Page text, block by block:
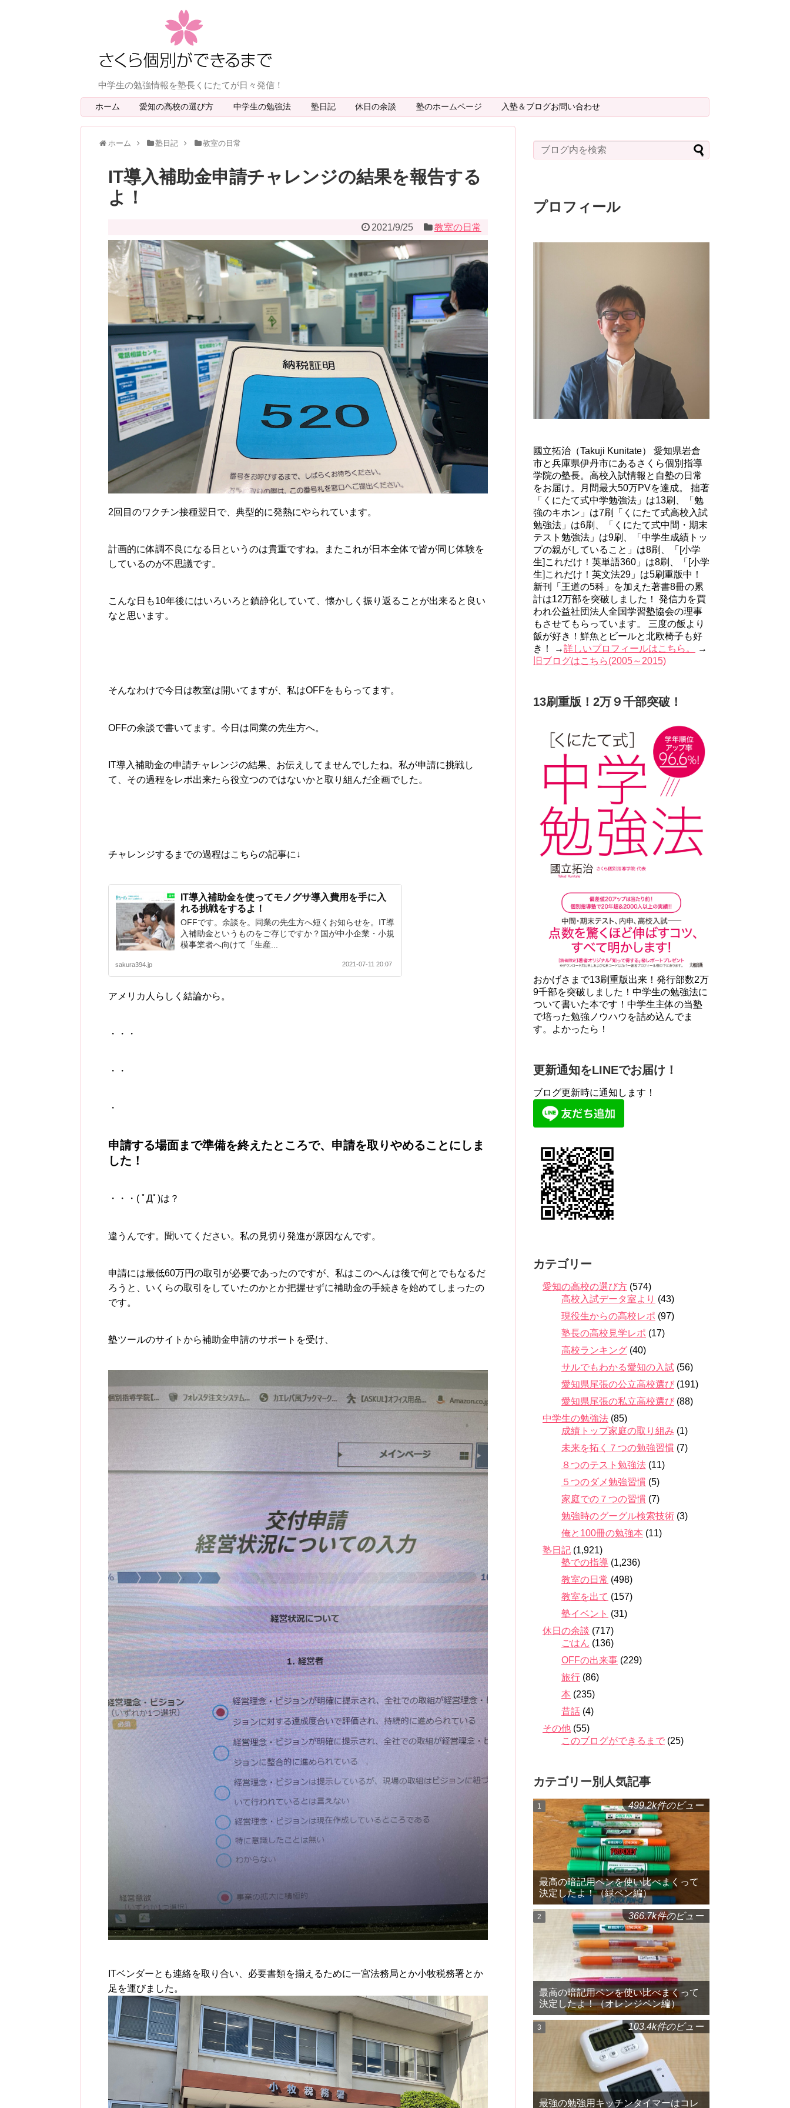
中学生の勉強情報を塾長くにたてが日々発信！
ホーム 愛知の高校の選び方 中学生の勉強法 塾日記 休日の余談 塾のホームページ 入塾＆ブログお問い合わせ
ホーム 塾日記 教室の日常
IT導入補助金申請チャレンジの結果を報告する
よ！
2021/9/25 教室の日常
2回目のワクチン接種翌日で、典型的に発熱にやられています。
計画的に体調不良になる日というのは貴重ですね。またこれが日本全体で皆が同じ体験を
しているのが不思議です。
こんな日も10年後にはいろいろと鎮静化していて、懐かしく振り返ることが出来ると良い
なと思います。
そんなわけで今日は教室は開いてますが、私はOFFをもらってます。
OFFの余談で書いてます。今日は同業の先生方へ。
IT導入補助金の申請チャレンジの結果、お伝えしてませんでしたね。私が申請に挑戦し
て、その過程をレポ出来たら役立つのではないかと取り組んだ企画でした。
チャレンジするまでの過程はこちらの記事に↓
IT導入補助金を使ってモノグサ導入費用を手に入
れる挑戦をするよ！
OFFです。余談を。同業の先生方へ短くお知らせを。IT導
入補助金というものをご存じですか？国が中小企業・小規
模事業者へ向けて「生産...
sakura394.jp 2021-07-11 20:07
アメリカ人らしく結論から。
・・・
・・
・
申請する場面まで準備を終えたところで、申請を取りやめることにしま
した！
・・・( ﾟДﾟ)は？
違うんです。聞いてください。私の見切り発進が原因なんです。
申請には最低60万円の取引が必要であったのですが、私はこのへんは後で何とでもなるだ
ろうと、いくらの取引をしていたのかとか把握せずに補助金の手続きを始めてしまったの
です。
塾ツールのサイトから補助金申請のサポートを受け、
ITベンダーとも連絡を取り合い、必要書類を揃えるために一宮法務局とか小牧税務署とか
足を運びました。
プロフィール
國立拓治（Takuji Kunitate） 愛知県岩倉
市と兵庫県伊丹市にあるさくら個別指導
学院の塾長。高校入試情報と自塾の日常
をお届け。月間最大50万PVを達成。 拙著
「くにたて式中学勉強法」は13刷、「勉
強のキホン」は7刷「くにたて式高校入試
勉強法」は6刷、「くにたて式中間・期末
テスト勉強法」は9刷、「中学生成績トッ
プの親がしていること」は8刷、「[小学
生]これだけ！英単語360」は8刷、「[小学
生]これだけ！英文法29」は5刷重版中！
新刊「王道の5科」を加えた著書8冊の累
計は12万部を突破しました！ 発信力を買
われ公益社団法人全国学習塾協会の理事
もさせてもらっています。 三度の飯より
飯が好き！鮮魚とビールと北欧椅子も好
き！ →詳しいプロフィールはこちら。
→
旧ブログはこちら(2005～2015)
13刷重版！2万９千部突破！
おかげさまで13刷重版出来！発行部数2万
9千部を突破しました！中学生の勉強法に
ついて書いた本です！中学生主体の当塾
で培った勉強ノウハウを詰め込んでま
す。よかったら！
更新通知をLINEでお届け！
ブログ更新時に通知します！
カテゴリー
愛知の高校の選び方 (574)
高校入試データ室より (43)
現役生からの高校レポ (97)
塾長の高校見学レポ (17)
高校ランキング (40)
サルでもわかる愛知の入試 (56)
愛知県尾張の公立高校選び (191)
愛知県尾張の私立高校選び (88)
中学生の勉強法 (85)
成績トップ家庭の取り組み (1)
未来を拓く７つの勉強習慣 (7)
８つのテスト勉強法 (11)
５つのダメ勉強習慣 (5)
家庭での７つの習慣 (7)
勉強時のグーグル検索技術 (3)
俺と100冊の勉強本 (11)
塾日記 (1,921)
塾での指導 (1,236)
教室の日常 (498)
教室を出て (157)
塾イベント (31)
休日の余談 (717)
ごはん (136)
OFFの出来事 (229)
旅行 (86)
本 (235)
昔話 (4)
その他 (55)
このブログができるまで (25)
カテゴリー別人気記事
最高の暗記用ペンを使い比べまくって
決定したよ！（緑ペン編）
499.2k件のビュー
最高の暗記用ペンを使い比べまくって
決定したよ！（オレンジペン編）
366.7k件のビュー
最強の勉強用キッチンタイマーはコレ
103.4k件のビュー